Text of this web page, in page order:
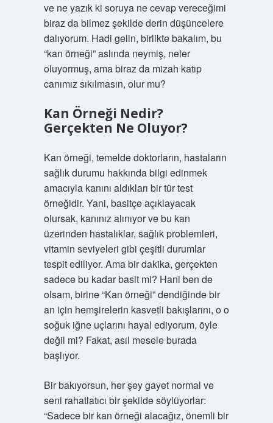
ve ne yazık ki soruya ne cevap vereceğimi
biraz da bilmez şekilde derin düşüncelere
dalıyorum. Hadi gelin, birlikte bakalım, bu
“kan örneği” aslında neymiş, neler
oluyormuş, ama biraz da mizah katıp
canımız sıkılmasın, olur mu?
Kan Örneği Nedir?
Gerçekten Ne Oluyor?
Kan örneği, temelde doktorların, hastaların
sağlık durumu hakkında bilgi edinmek
amacıyla kanını aldıkları bir tür test
örneğidir. Yani, basitçe açıklayacak
olursak, kanınız alınıyor ve bu kan
üzerinden hastalıklar, sağlık problemleri,
vitamin seviyeleri gibi çeşitli durumlar
tespit ediliyor. Ama bir dakika, gerçekten
sadece bu kadar basit mi? Hani ben de
olsam, birine “Kan örneği” dendiğinde bir
an için hemşirelerin kasvetli bakışlarını, o o
soğuk iğne uçlarını hayal ediyorum, öyle
değil mi? Fakat, asıl mesele burada
başlıyor.
Bir bakıyorsun, her şey gayet normal ve
seni rahatlatıcı bir şekilde söylüyorlar:
“Sadece bir kan örneği alacağız, önemli bir